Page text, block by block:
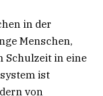
in der
Menschen,
Schulzeit in eine
ist
von